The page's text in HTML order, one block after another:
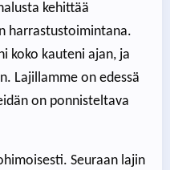
kehittää
harrastustoimintana.
koko kauteni ajan, ja
Lajillamme on edessä
on ponnisteltava
Seuraan lajin